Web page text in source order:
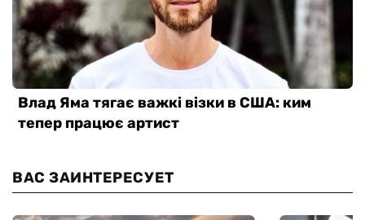
ВАС ЗАИНТЕРЕСУЕТ